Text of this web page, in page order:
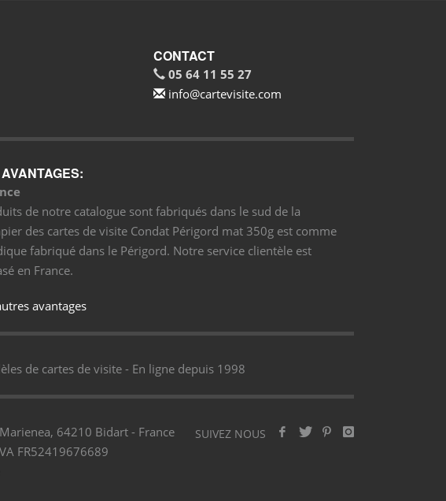
CONTACT
05 64 11 55 27
info@cartevisite.com
de notre catalogue sont fabriqués dans le sud de la
des cartes de visite Condat Périgord mat 350g est comme
fabriqué dans le Périgord. Notre service clientèle est
en France.
avantages
de cartes de visite - En ligne depuis 1998
SUIVEZ NOUS
64210 Bidart - France
FR52419676689